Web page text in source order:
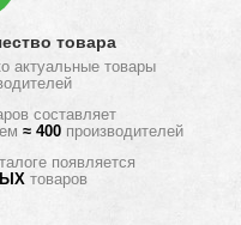
товара
актуальные товары
составляет
≈ 400 производителей
появляется
товаров